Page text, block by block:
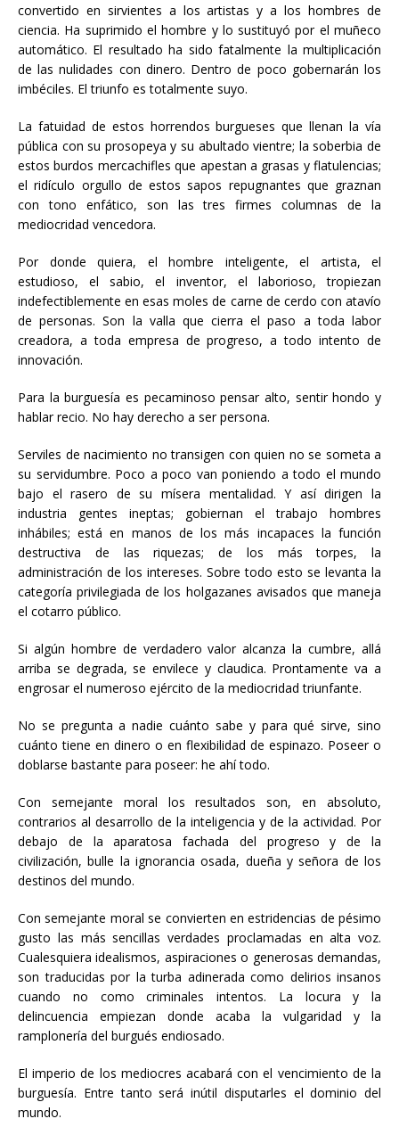
convertido en sirvientes a los artistas y a los hombres de
ciencia. Ha suprimido el hombre y lo sustituyó por el muñeco
automático. El resultado ha sido fatalmente la multiplicación
de las nulidades con dinero. Dentro de poco gobernarán los
imbéciles. El triunfo es totalmente suyo.
La fatuidad de estos horrendos burgueses que llenan la vía
pública con su prosopeya y su abultado vientre; la soberbia de
estos burdos mercachifles que apestan a grasas y flatulencias;
el ridículo orgullo de estos sapos repugnantes que graznan
con tono enfático, son las tres firmes columnas de la
mediocridad vencedora.
Por donde quiera, el hombre inteligente, el artista, el
estudioso, el sabio, el inventor, el laborioso, tropiezan
indefectiblemente en esas moles de carne de cerdo con atavío
de personas. Son la valla que cierra el paso a toda labor
creadora, a toda empresa de progreso, a todo intento de
innovación.
Para la burguesía es pecaminoso pensar alto, sentir hondo y
hablar recio. No hay derecho a ser persona.
Serviles de nacimiento no transigen con quien no se someta a
su servidumbre. Poco a poco van poniendo a todo el mundo
bajo el rasero de su mísera mentalidad. Y así dirigen la
industria gentes ineptas; gobiernan el trabajo hombres
inhábiles; está en manos de los más incapaces la función
destructiva de las riquezas; de los más torpes, la
administración de los intereses. Sobre todo esto se levanta la
categoría privilegiada de los holgazanes avisados que maneja
el cotarro público.
Si algún hombre de verdadero valor alcanza la cumbre, allá
arriba se degrada, se envilece y claudica. Prontamente va a
engrosar el numeroso ejército de la mediocridad triunfante.
No se pregunta a nadie cuánto sabe y para qué sirve, sino
cuánto tiene en dinero o en flexibilidad de espinazo. Poseer o
doblarse bastante para poseer: he ahí todo.
Con semejante moral los resultados son, en absoluto,
contrarios al desarrollo de la inteligencia y de la actividad. Por
debajo de la aparatosa fachada del progreso y de la
civilización, bulle la ignorancia osada, dueña y señora de los
destinos del mundo.
Con semejante moral se convierten en estridencias de pésimo
gusto las más sencillas verdades proclamadas en alta voz.
Cualesquiera idealismos, aspiraciones o generosas demandas,
son traducidas por la turba adinerada como delirios insanos
cuando no como criminales intentos. La locura y la
delincuencia empiezan donde acaba la vulgaridad y la
ramplonería del burgués endiosado.
El imperio de los mediocres acabará con el vencimiento de la
burguesía. Entre tanto será inútil disputarles el dominio del
mundo.